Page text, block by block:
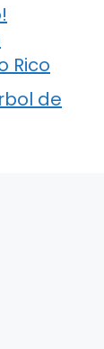
Rico
de